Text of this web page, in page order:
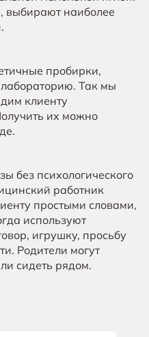
выбирают наиболее
пробирки,
Так мы
клиенту
их можно
без психологического
работник
простыми словами,
используют
игрушку, просьбу
Родители могут
сидеть рядом.